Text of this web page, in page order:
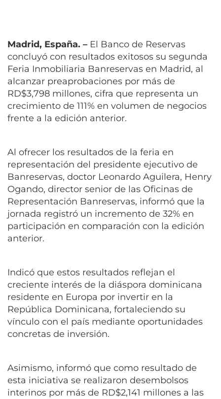
Madrid, España. – El Banco de Reservas
concluyó con resultados exitosos su segunda
Feria Inmobiliaria Banreservas en Madrid, al
alcanzar preaprobaciones por más de
RD$3,798 millones, cifra que representa un
crecimiento de 111% en volumen de negocios
frente a la edición anterior.
Al ofrecer los resultados de la feria en
representación del presidente ejecutivo de
Banreservas, doctor Leonardo Aguilera, Henry
Ogando, director senior de las Oficinas de
Representación Banreservas, informó que la
jornada registró un incremento de 32% en
participación en comparación con la edición
anterior.
Indicó que estos resultados reflejan el
creciente interés de la diáspora dominicana
residente en Europa por invertir en la
República Dominicana, fortaleciendo su
vínculo con el país mediante oportunidades
concretas de inversión.
Asimismo, informó que como resultado de
esta iniciativa se realizaron desembolsos
interinos por más de RD$2,141 millones a las